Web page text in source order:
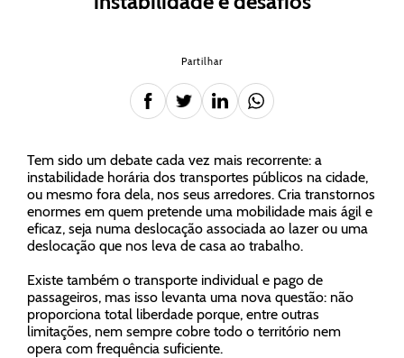
Partilhar
Tem sido um debate cada vez mais recorrente: a
instabilidade horária dos transportes públicos na cidade,
ou mesmo fora dela, nos seus arredores. Cria transtornos
enormes em quem pretende uma mobilidade mais ágil e
eficaz, seja numa deslocação associada ao lazer ou uma
deslocação que nos leva de casa ao trabalho.
Existe também o transporte individual e pago de
passageiros, mas isso levanta uma nova questão: não
proporciona total liberdade porque, entre outras
limitações, nem sempre cobre todo o território nem
opera com frequência suficiente.